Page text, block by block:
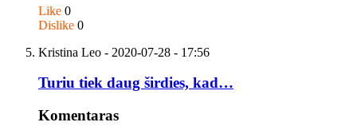
Like 0
Dislike 0
Kristina Leo - 2020-07-28 - 17:56
Turiu tiek daug širdies, kad…
Komentaras